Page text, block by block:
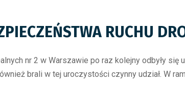
RUCHU
nr 2 w Warszawie po raz kolejny odbyły
brali w tej uroczystości czynny udział. W